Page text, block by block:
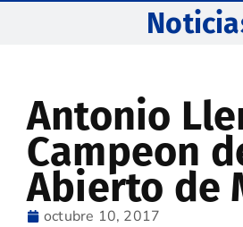
Antonio
Campeon
Abierto de
octubre 10, 2017